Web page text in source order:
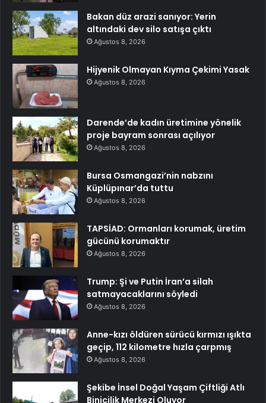
Bakan düz arazi sanıyor: Yerin
altındaki dev silo satışa çıktı
Ağustos 8, 2026
Hijyenik Olmayan Kıyma Çekimi Yasak
Ağustos 8, 2026
Darende’de kadın üretimine yönelik
proje bayram sonrası açılıyor
Ağustos 8, 2026
Bursa Osmangazi’nin nabzını
Küplüpınar’da tuttu
Ağustos 8, 2026
TAPSİAD: Ormanları korumak, üretim
gücünü korumaktır
Ağustos 8, 2026
Trump: Şi ve Putin İran’a silah
satmayacaklarını söyledi
Ağustos 8, 2026
Anne-kızı öldüren sürücü kırmızı ışıkta
geçip, 112 kilometre hızla çarpmış
Ağustos 8, 2026
Şekibe İnsel Doğal Yaşam Çiftliği Atlı
Binicilik Merkezi Oluyor